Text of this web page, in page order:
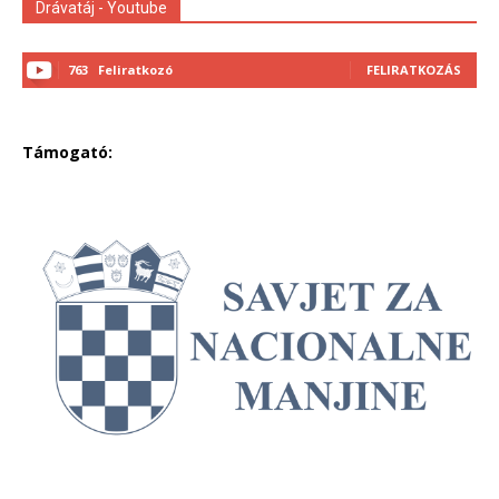
Drávatáj - Youtube
763 Feliratkozó FELIRATKOZÁS
Támogató: